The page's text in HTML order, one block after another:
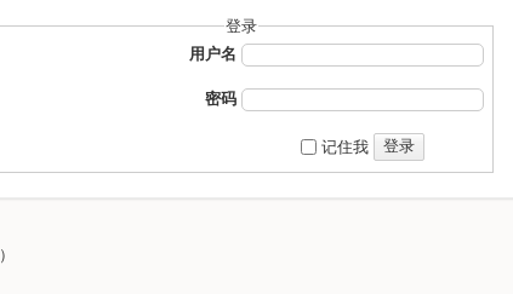
登录
用户名
密码
记住我 登录
）